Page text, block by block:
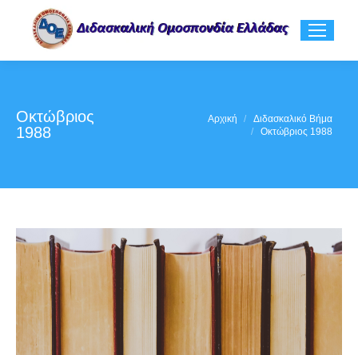
Οκτώβριος
1988
Αρχική
Διδασκαλικό Βήμα
Οκτώβριος 1988